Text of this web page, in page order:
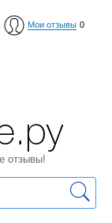
Мои отзывы 0
отзывы!